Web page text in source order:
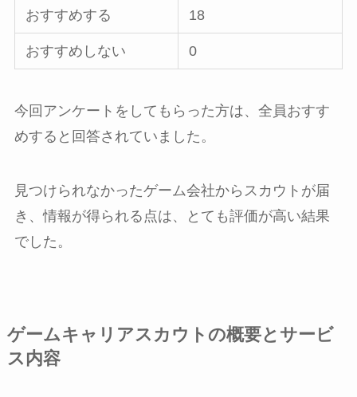
おすすめする 18
おすすめしない 0
今回アンケートをしてもらった方は、全員おすす
めすると回答されていました。
見つけられなかったゲーム会社からスカウトが届
き、情報が得られる点は、とても評価が高い結果
でした。
ゲームキャリアスカウトの概要とサービ
ス内容